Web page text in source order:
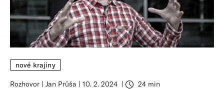
nové krajiny
Rozhovor Jan Průša 10. 2. 2024 24 min